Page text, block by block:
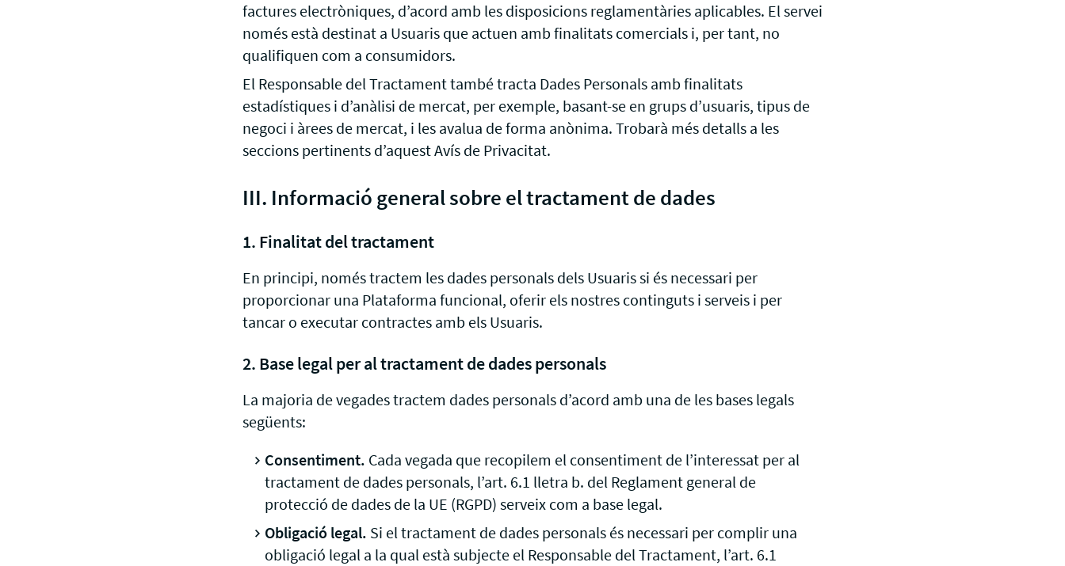
factures electròniques, d’acord amb les disposicions reglamentàries aplicables. El servei
només està destinat a Usuaris que actuen amb finalitats comercials i, per tant, no
qualifiquen com a consumidors.
El Responsable del Tractament també tracta Dades Personals amb finalitats
estadístiques i d’anàlisi de mercat, per exemple, basant-se en grups d’usuaris, tipus de
negoci i àrees de mercat, i les avalua de forma anònima. Trobarà més detalls a les
seccions pertinents d’aquest Avís de Privacitat.
III. Informació general sobre el tractament de dades
1. Finalitat del tractament
En principi, només tractem les dades personals dels Usuaris si és necessari per
proporcionar una Plataforma funcional, oferir els nostres continguts i serveis i per
tancar o executar contractes amb els Usuaris.
2. Base legal per al tractament de dades personals
La majoria de vegades tractem dades personals d’acord amb una de les bases legals
següents:
Consentiment. Cada vegada que recopilem el consentiment de l’interessat per al
tractament de dades personals, l’art. 6.1 lletra b. del Reglament general de
protecció de dades de la UE (RGPD) serveix com a base legal.
Obligació legal. Si el tractament de dades personals és necessari per complir una
obligació legal a la qual està subjecte el Responsable del Tractament, l’art. 6.1